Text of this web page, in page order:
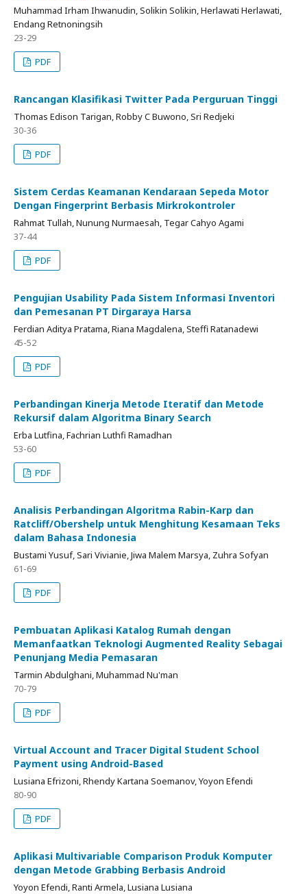
Muhammad Irham Ihwanudin, Solikin Solikin, Herlawati Herlawati,
Endang Retnoningsih
23-29
PDF
Rancangan Klasifikasi Twitter Pada Perguruan Tinggi
Thomas Edison Tarigan, Robby C Buwono, Sri Redjeki
30-36
PDF
Sistem Cerdas Keamanan Kendaraan Sepeda Motor
Dengan Fingerprint Berbasis Mirkrokontroler
Rahmat Tullah, Nunung Nurmaesah, Tegar Cahyo Agami
37-44
PDF
Pengujian Usability Pada Sistem Informasi Inventori
dan Pemesanan PT Dirgaraya Harsa
Ferdian Aditya Pratama, Riana Magdalena, Steffi Ratanadewi
45-52
PDF
Perbandingan Kinerja Metode Iteratif dan Metode
Rekursif dalam Algoritma Binary Search
Erba Lutfina, Fachrian Luthfi Ramadhan
53-60
PDF
Analisis Perbandingan Algoritma Rabin-Karp dan
Ratcliff/Obershelp untuk Menghitung Kesamaan Teks
dalam Bahasa Indonesia
Bustami Yusuf, Sari Vivianie, Jiwa Malem Marsya, Zuhra Sofyan
61-69
PDF
Pembuatan Aplikasi Katalog Rumah dengan
Memanfaatkan Teknologi Augmented Reality Sebagai
Penunjang Media Pemasaran
Tarmin Abdulghani, Muhammad Nu'man
70-79
PDF
Virtual Account and Tracer Digital Student School
Payment using Android-Based
Lusiana Efrizoni, Rhendy Kartana Soemanov, Yoyon Efendi
80-90
PDF
Aplikasi Multivariable Comparison Produk Komputer
dengan Metode Grabbing Berbasis Android
Yoyon Efendi, Ranti Armela, Lusiana Lusiana